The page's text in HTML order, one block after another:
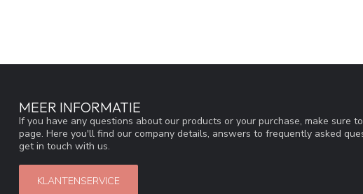
MEER INFORMATIE
If you have any questions about our products or your purchase, make sure
page. Here you'll find our company details, answers to frequently asked
get in touch with us.
KLANTENSERVICE